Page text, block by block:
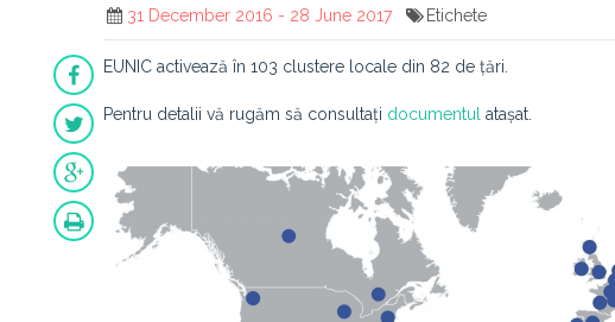
31 December 2016 - 28 June 2017 Etichete
EUNIC activează în 103 clustere locale din 82 de țări.
Pentru detalii vă rugăm să consultați documentul atașat.